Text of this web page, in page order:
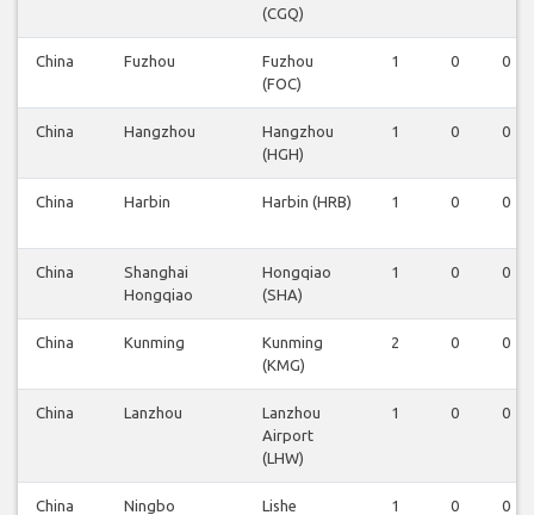
(CGQ)
China Fuzhou
Fuzhou
(FOC)
1 0 0
China Hangzhou
Hangzhou
(HGH)
1 0 0
China Harbin Harbin (HRB) 1 0 0
China
Shanghai
Hongqiao
Hongqiao
(SHA)
1 0 0
China Kunming
Kunming
(KMG)
2 0 0
China Lanzhou
Lanzhou
Airport
(LHW)
1 0 0
China Ningbo
Lishe
1 0 0